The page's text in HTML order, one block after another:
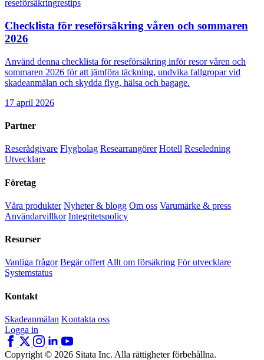
reseförsäkringrestips
Checklista för reseförsäkring våren och sommaren
2026
Använd denna checklista för reseförsäkring inför resor våren och
sommaren 2026 för att jämföra täckning, undvika fallgropar vid
skadeanmälan och skydda flyg, hälsa och bagage.
17 april 2026
Partner
Reserådgivare Flygbolag Researrangörer Hotell Reseledning
Utvecklare
Företag
Våra produkter Nyheter & blogg Om oss Varumärke & press
Användarvillkor Integritetspolicy
Resurser
Vanliga frågor Begär offertAllt om försäkring För utvecklare
Systemstatus
Kontakt
Skadeanmälan Kontakta oss
Logga in
Copyright © 2026 Sitata Inc. Alla rättigheter förbehållna.